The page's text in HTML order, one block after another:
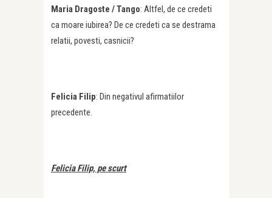
Maria Dragoste / Tango: Altfel, de ce credeti
ca moare iubirea? De ce credeti ca se destrama
relatii, povesti, casnicii?
Felicia Filip: Din negativul afirmatiilor
precedente.
Felicia Filip, pe scurt